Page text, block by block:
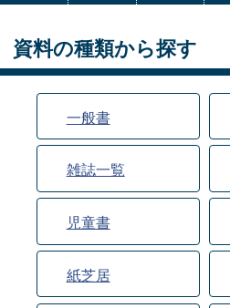
資料の種類から探す
一般書
雑誌一覧
児童書
紙芝居